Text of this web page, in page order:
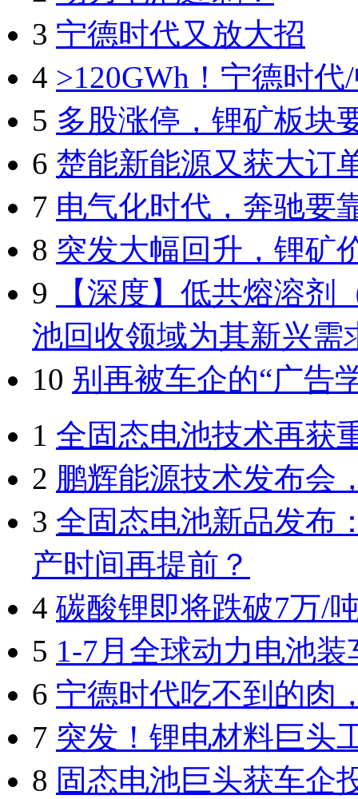
3 宁德时代又放大招
4 >120GWh！宁德时
5 多股涨停，锂矿板块
6 楚能新能源又获大订
7 电气化时代，奔驰要
8 突发大幅回升，锂矿
9
【深度】低共熔溶剂
池回收领域为其新兴需
10 别再被车企的“广告
1 全固态电池技术再获
2 鹏辉能源技术发布会
3 全固态电池新品发布
产时间再提前？
4 碳酸锂即将跌破7万/
5 1-7月全球动力电池装
6 宁德时代吃不到的肉
7 突发！锂电材料巨头
8 固态电池巨头获车企